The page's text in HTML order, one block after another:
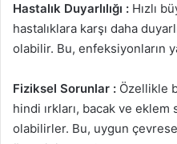
Hastalık Duyarlılığı : Hızlı
hastalıklara karşı daha
olabilir. Bu, enfeksiyonların
Fiziksel Sorunlar : Özellikle
hindi ırkları, bacak ve eklem
olabilirler. Bu, uygun